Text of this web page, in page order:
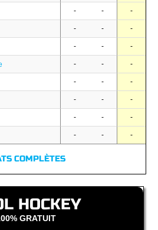
- - -
- - -
- - -
- - -
- - -
- - -
- - -
- - -
COMPLÈTES
HOCKEY
GRATUIT